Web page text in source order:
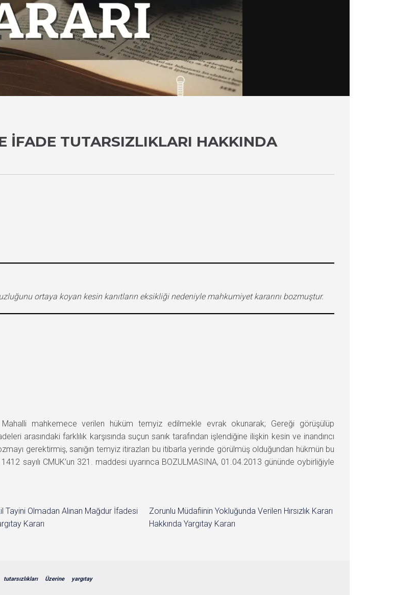
İFADE TUTARSIZLIKLARI HAKKINDA
ortaya koyan kesin kanıtların eksikliği nedeniyle mahkumiyet kararını bozmuştur.
mahkemece verilen hüküm temyiz edilmekle evrak okunarak; Gereği görüşülüp
arasındaki farklılık karşısında suçun sanık tarafından işlendiğine ilişkin kesin ve inandırıcı
gerektirmiş, sanığın temyiz itirazları bu itibarla yerinde görülmüş olduğundan hükmün bu
sayılı CMUK’un 321. maddesi uyarınca BOZULMASINA, 01.04.2013 gününde oybirliğiyle
Tayini Olmadan Alınan Mağdur İfadesi
Kararı
Zorunlu Müdafiinin Yokluğunda Verilen Hırsızlık Kararı
Hakkında Yargıtay Kararı
tutarsızlıkları Üzerine yargıtay